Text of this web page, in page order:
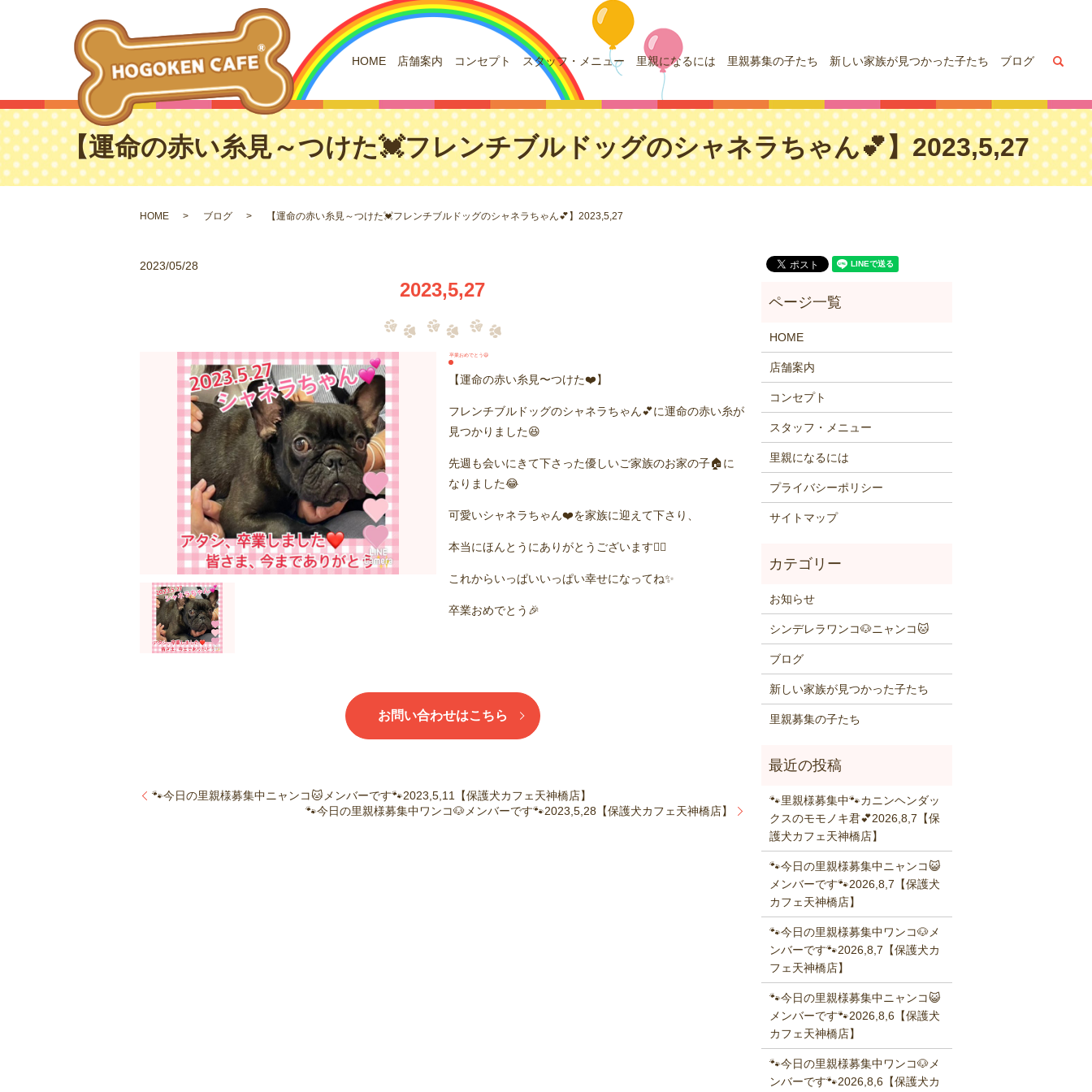
HOME 店舗案内 コンセプト スタッフ・メニュー 里親になるには 里親募集の子たち 新しい家族が見つかった子たち ブログ
【運命の赤い糸見～つけた💓フレンチブルドッグのシャネラちゃん💕】2023,5,27
HOME ブログ 【運命の赤い糸見～つけた💓フレンチブルドッグのシャネラちゃん💕】2023,5,27
2023/05/28
2023,5,27
卒業おめでとう😃
【運命の赤い糸見〜つけた❤️】
フレンチブルドッグのシャネラちゃん💕に運命の赤い糸が
見つかりました😆
先週も会いにきて下さった優しいご家族のお家の子🏠に
なりました😂
可愛いシャネラちゃん❤️を家族に迎えて下さり、
本当にほんとうにありがとうございます🙇‍♂️
これからいっぱいいっぱい幸せになってね✨
卒業おめでとう🎉
お問い合わせはこちら
🐾今日の里親様募集中ニャンコ🐱メンバーです🐾2023,5,11【保護犬カフェ天神橋店】
🐾今日の里親様募集中ワンコ🐶メンバーです🐾2023,5,28【保護犬カフェ天神橋店】
HOME
店舗案内
コンセプト
スタッフ・メニュー
里親になるには
プライバシーポリシー
サイトマップ
お知らせ
シンデレラワンコ🐶ニャンコ🐱
ブログ
新しい家族が見つかった子たち
里親募集の子たち
🐾里親様募集中🐾カニンヘンダッ
クスのモモノキ君💕2026,8,7【保
護犬カフェ天神橋店】
🐾今日の里親様募集中ニャンコ😺
メンバーです🐾2026,8,7【保護犬
カフェ天神橋店】
🐾今日の里親様募集中ワンコ🐶メ
ンバーです🐾2026,8,7【保護犬カ
フェ天神橋店】
🐾今日の里親様募集中ニャンコ😺
メンバーです🐾2026,8,6【保護犬
カフェ天神橋店】
🐾今日の里親様募集中ワンコ🐶メ
ンバーです🐾2026,8,6【保護犬カ